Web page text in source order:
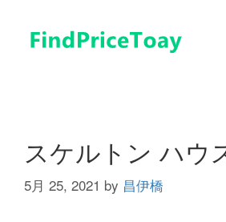
スケルトン ハウ
5月 25, 2021 by 昌伊橋